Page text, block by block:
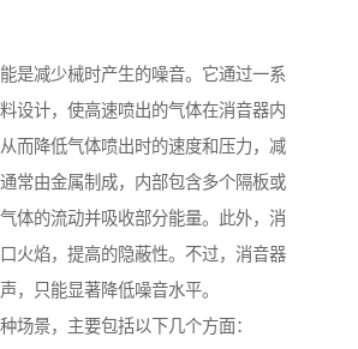
是减少械时产生的噪音。它通过一系
设计，使高速喷出的气体在消音器内
而降低气体喷出时的速度和压力，减
常由金属制成，内部包含多个隔板或
体的流动并吸收部分能量。此外，消
火焰，提高的隐蔽性。不过，消音器
，只能显著降低噪音水平。
场景，主要包括以下几个方面：